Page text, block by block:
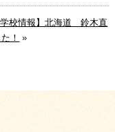
学校情報】北海道 鈴木直
！
»